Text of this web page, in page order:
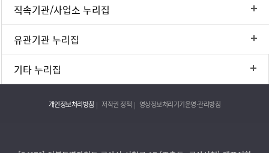
직속기관/사업소 누리집
유관기관 누리집
기타 누리집
개인정보처리방침 저작권 정책 영상정보처리기기운영·관리방침